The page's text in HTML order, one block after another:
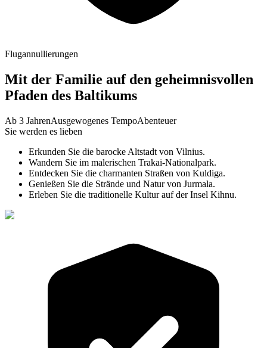
Flugannullierungen
Mit der Familie auf den geheimnisvollen
Pfaden des Baltikums
Ab 3 JahrenAusgewogenes TempoAbenteuer
Sie werden es lieben
Erkunden Sie die barocke Altstadt von Vilnius.
Wandern Sie im malerischen Trakai-Nationalpark.
Entdecken Sie die charmanten Straßen von Kuldiga.
Genießen Sie die Strände und Natur von Jurmala.
Erleben Sie die traditionelle Kultur auf der Insel Kihnu.